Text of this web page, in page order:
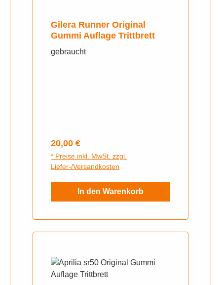
Gilera Runner Original
Gummi Auflage Trittbrett
gebraucht
Regulärer Preis:
20,00 €
* Preise inkl. MwSt. zzgl.
Liefer-/Versandkosten
In den Warenkorb